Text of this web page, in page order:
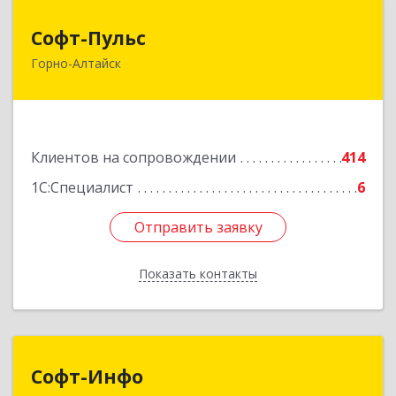
Софт-Пульс
Горно-Алтайск
Клиентов на сопровождении
414
1С:Специалист
6
Отправить заявку
Показать контакты
649006, Алтай Респ, Горно-Алтайск г,
Отправить заявку
Назад
Софт-Инфо